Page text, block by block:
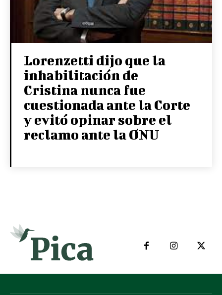
Lorenzetti dijo que la
inhabilitación de
Cristina nunca fue
cuestionada ante la Corte
y evitó opinar sobre el
reclamo ante la ONU